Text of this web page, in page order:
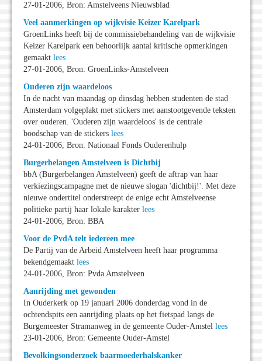
27-01-2006, Bron: Amstelveens Nieuwsblad
Veel aanmerkingen op wijkvisie Keizer Karelpark
GroenLinks heeft bij de commissiebehandeling van de wijkvisie
Keizer Karelpark een behoorlijk aantal kritische opmerkingen
gemaakt lees
27-01-2006, Bron: GroenLinks-Amstelveen
Ouderen zijn waardeloos
In de nacht van maandag op dinsdag hebben studenten de stad
Amsterdam volgeplakt met stickers met aanstootgevende teksten
over ouderen. 'Ouderen zijn waardeloos' is de centrale
boodschap van de stickers lees
24-01-2006, Bron: Nationaal Fonds Ouderenhulp
Burgerbelangen Amstelveen is Dichtbij
bbA (Burgerbelangen Amstelveen) geeft de aftrap van haar
verkiezingscampagne met de nieuwe slogan 'dichtbij!'. Met deze
nieuwe ondertitel onderstreept de enige echt Amstelveense
politieke partij haar lokale karakter lees
24-01-2006, Bron: BBA
Voor de PvdA telt iedereen mee
De Partij van de Arbeid Amstelveen heeft haar programma
bekendgemaakt lees
24-01-2006, Bron: Pvda Amstelveen
Aanrijding met gewonden
In Ouderkerk op 19 januari 2006 donderdag vond in de
ochtendspits een aanrijding plaats op het fietspad langs de
Burgemeester Stramanweg in de gemeente Ouder-Amstel lees
23-01-2006, Bron: Gemeente Ouder-Amstel
Bevolkingsonderzoek baarmoederhalskanker